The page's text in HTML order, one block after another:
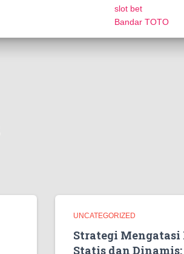
slot bet
Bandar TOTO
UNCATEGORIZED
Strategi Mengatasi
Statis dan